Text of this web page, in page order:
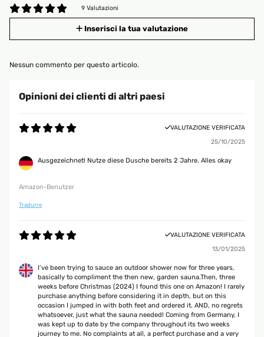
9 Valutazioni
Inserisci la tua valutazione
Nessun commento per questo articolo.
Opinioni dei clienti di altri paesi
VALUTAZIONE VERIFICATA
25/10/2025
Ausgezeichnet! Nutze diese Dusche bereits 2 Jahre. Alles okay
Amazon-Benutzer
Tradurre
VALUTAZIONE VERIFICATA
13/01/2025
I’ve been trying to sauce an outdoor shower now for three years,
basically to compliment the then new, garden sauna.Then, three
weeks before Christmas (2024) I found this one on Amazon! I rarely
purchase anything before considering it in depth, but on this
occasion I jumped in with both feet and ordered it. AND, no regrets
whatsoever, just what the sauna needed! Coming from Germany, I
was kept up to date by the company throughout its two weeks
journey to me. No complaints at all, a perfect purchase and a very